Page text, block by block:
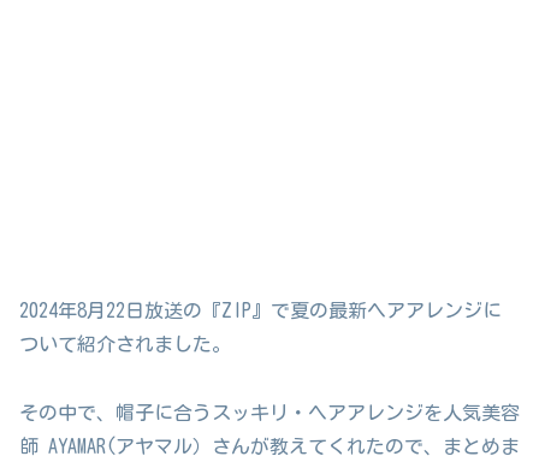
2024年8月22日放送の『ZIP』で夏の最新ヘアアレンジに
ついて紹介されました。
その中で、帽子に合うスッキリ・ヘアアレンジを人気美容
師 AYAMAR(アヤマル）さんが教えてくれたので、まとめま